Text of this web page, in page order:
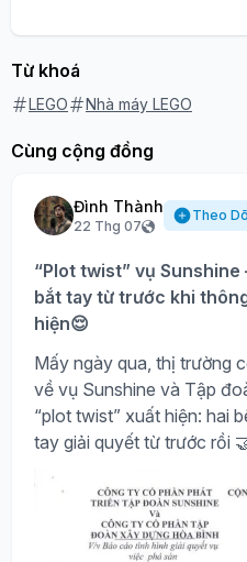
Từ khoá
LEGO Nhà máy LEGO
Cùng cộng đồng
Đình Thành
22 Thg 07
Theo
“Plot twist” vụ Sunshine
bắt tay từ trước khi
hiện😌
Mấy ngày qua, thị trường
về vụ Sunshine và Tập
“plot twist” xuất hiện: hai
tay giải quyết từ trước rồi